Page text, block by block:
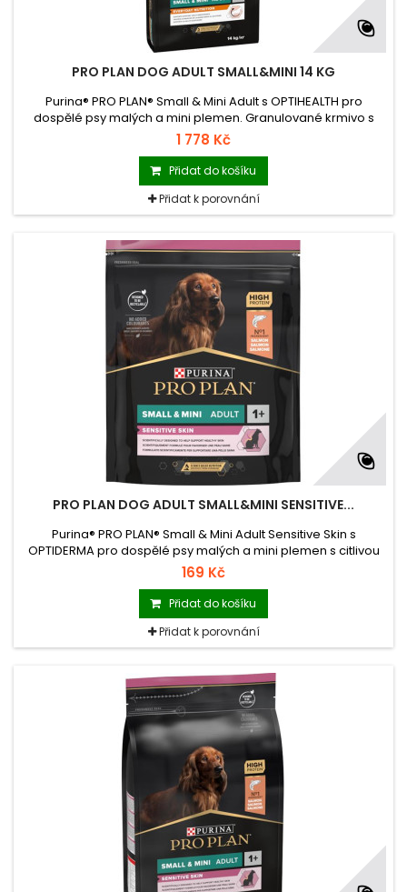
PRO PLAN DOG ADULT SMALL&MINI 14 KG
Purina® PRO PLAN® Small & Mini Adult s OPTIHEALTH pro
dospělé psy malých a mini plemen. Granulované krmivo s
vysokým podílem kuřete.
1 778 Kč
Přidat do košíku
Přidat k porovnání
PRO PLAN DOG ADULT SMALL&MINI SENSITIVE...
Purina® PRO PLAN® Small & Mini Adult Sensitive Skin s
OPTIDERMA pro dospělé psy malých a mini plemen s citlivou
kůží. Granulované krmivo s vysokým obsahem lososa.
169 Kč
Přidat do košíku
Přidat k porovnání